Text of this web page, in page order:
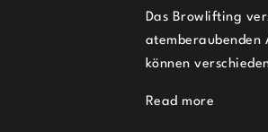
Das Browlifting
atemberaubenden
können
Read more